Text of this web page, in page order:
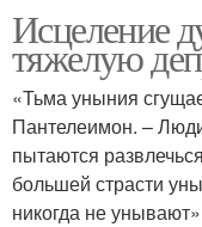
Исцеление
тяжелую
«Тьма уныния
Пантелеимон. –
пытаются
большей страсти
никогда не